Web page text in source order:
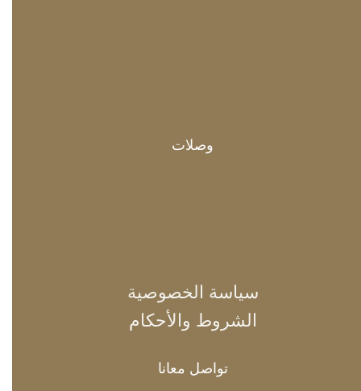
وصلات
سياسة الخصوصية
الشروط والأحكام
تواصل معانا